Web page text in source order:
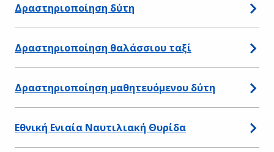
Δραστηριοποίηση δύτη
Δραστηριοποίηση θαλάσσιου ταξί
Δραστηριοποίηση μαθητευόμενου δύτη
Εθνική Ενιαία Ναυτιλιακή Θυρίδα